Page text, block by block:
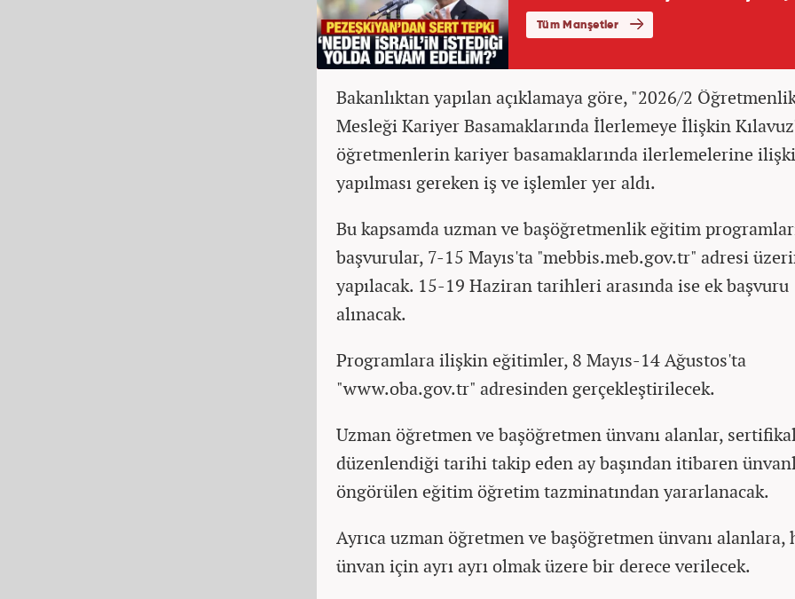
Bakanlıktan yapılan açıklamaya göre, "2026/2
Mesleği Kariyer Basamaklarında İlerlemeye İlişkin
öğretmenlerin kariyer basamaklarında ilerlemelerine
yapılması gereken iş ve işlemler yer aldı.
Bu kapsamda uzman ve başöğretmenlik eğitim
başvurular, 7-15 Mayıs'ta "mebbis.meb.gov.tr" adresi
yapılacak. 15-19 Haziran tarihleri arasında ise ek başvuru
alınacak.
Programlara ilişkin eğitimler, 8 Mayıs-14 Ağustos'ta
"www.oba.gov.tr" adresinden gerçekleştirilecek.
Uzman öğretmen ve başöğretmen ünvanı alanlar,
düzenlendiği tarihi takip eden ay başından itibaren
öngörülen eğitim öğretim tazminatından yararlanacak.
Ayrıca uzman öğretmen ve başöğretmen ünvanı alanlara,
ünvan için ayrı ayrı olmak üzere bir derece verilecek.